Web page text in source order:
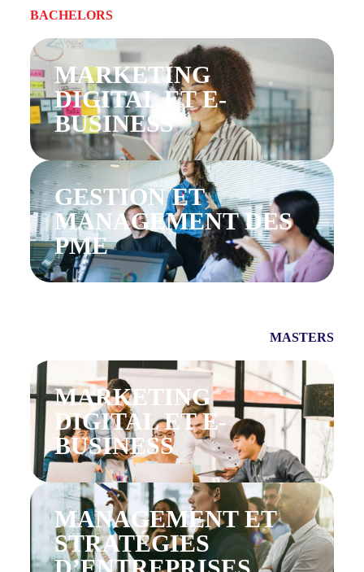
BACHELORS
MARKETING
DIGITAL ET E-
BUSINESS
GESTION ET
MANAGEMENT DES
PME​
MARKETING
DIGITAL ET E-
BUSINESS
MANAGEMENT ET
STRATÉGIES
MASTERS